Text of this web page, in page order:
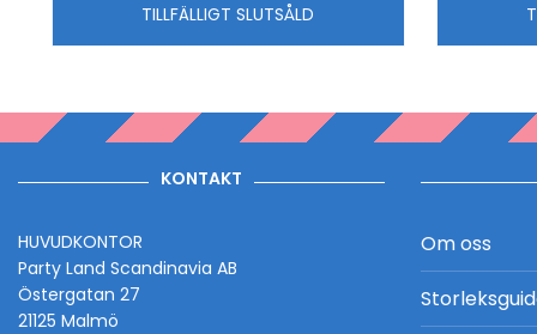
TILLFÄLLIGT SLUTSÅLD
KONTAKT
HUVUDKONTOR
Party Land Scandinavia AB
Östergatan 27
21125 Malmö
Om oss